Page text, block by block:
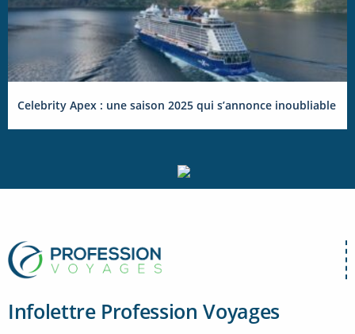
Celebrity Apex : une saison 2025 qui s’annonce inoubliable
Infolettre Profession Voyages